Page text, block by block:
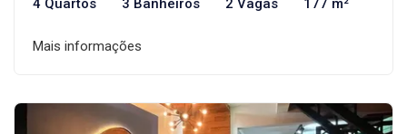
4 Quartos 3 Banheiros 2 Vagas 177 m²
Mais informações